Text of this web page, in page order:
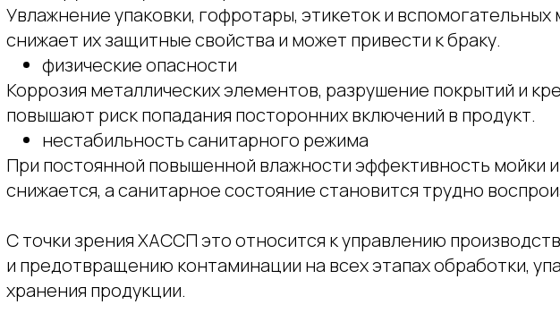
Увлажнение упаковки, гофротары, этикеток и вспомогательных
снижает их защитные свойства и может привести к браку.
физические опасности
Коррозия металлических элементов, разрушение покрытий и
повышают риск попадания посторонних включений в продукт.
нестабильность санитарного режима
При постоянной повышенной влажности эффективность мойки
снижается, а санитарное состояние становится трудно
С точки зрения ХАССП это относится к управлению
и предотвращению контаминации на всех этапах обработки,
хранения продукции.